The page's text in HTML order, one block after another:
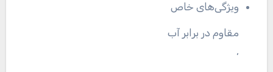
ویژگی‌های خاص
مقاوم در برابر آب
,